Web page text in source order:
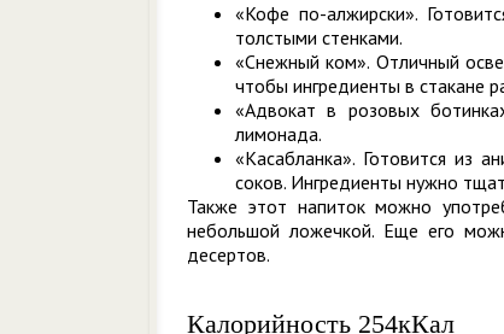
«Кофе по-алжирски».
толстыми стенками.
«Снежный ком». Отличный
чтобы ингредиенты в стакане
«Адвокат в розовых
лимонада.
«Касабланка». Готовится из
соков. Ингредиенты нужно
Также этот напиток можно
небольшой ложечкой. Еще его
десертов.
Калорийность 254кКал